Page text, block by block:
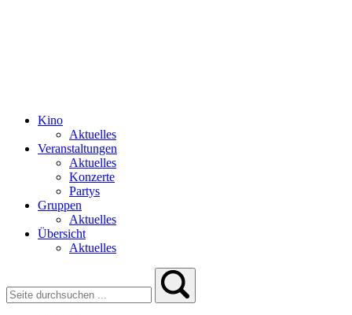
Kino
Aktuelles
Veranstaltungen
Aktuelles
Konzerte
Partys
Gruppen
Aktuelles
Übersicht
Aktuelles